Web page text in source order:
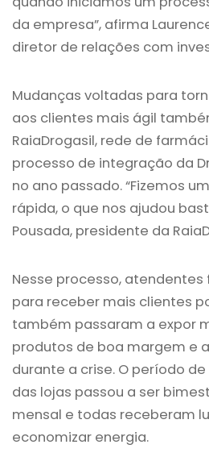
da empresa”, afirma
diretor de relações com
Mudanças voltadas para
aos clientes mais ágil
RaiaDrogasil, rede de
processo de integração da
no ano passado. “Fizemos
rápida, o que nos ajudou
Pousada, presidente da
Nesse processo,
para receber mais clientes
também passaram a expor
produtos de boa margem e
durante a crise. O período
das lojas passou a ser
mensal e todas receberam
economizar energia.